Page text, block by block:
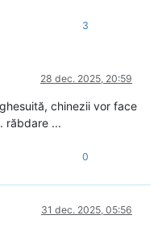
3
28 dec. 2025, 20:59
chinezii vor face
răbdare ...
0
31 dec. 2025, 05:56